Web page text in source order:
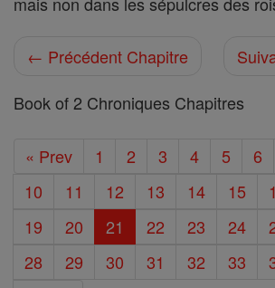
← Précédent Chapitre
Book of 2 Chroniques Chapitres
« Prev 1 2 3 4 5 6
10
11 12 13 14 15
19
20 21 22 23 24
28
29 30 31 32 33